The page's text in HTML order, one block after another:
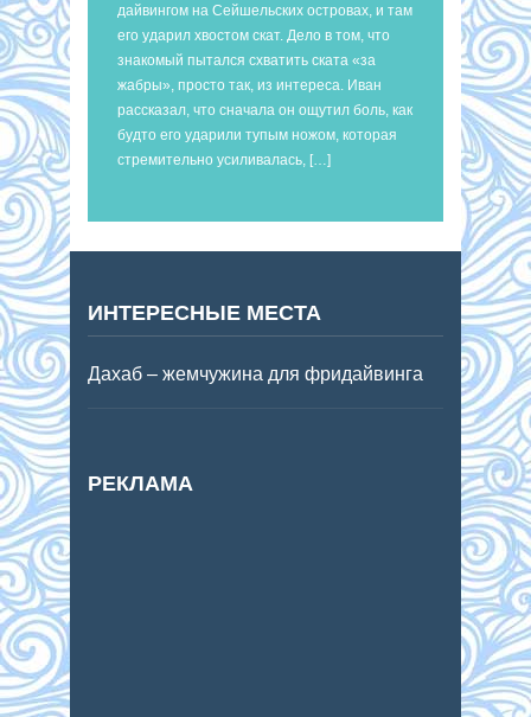
дайвингом на Сейшельских островах, и там
его ударил хвостом скат. Дело в том, что
знакомый пытался схватить ската «за
жабры», просто так, из интереса. Иван
рассказал, что сначала он ощутил боль, как
будто его ударили тупым ножом, которая
стремительно усиливалась, […]
ИНТЕРЕСНЫЕ МЕСТА
Дахаб – жемчужина для фридайвинга
РЕКЛАМА